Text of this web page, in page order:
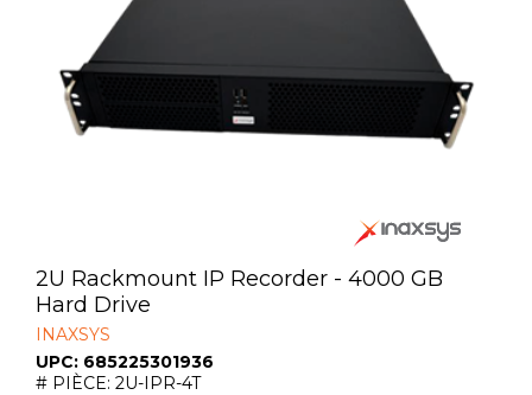
2U Rackmount IP Recorder - 4000 GB
Hard Drive
INAXSYS
UPC: 685225301936
# PIÈCE: 2U-IPR-4T